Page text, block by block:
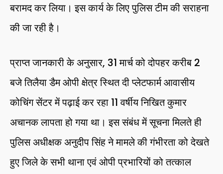
बरामद कर लिया। इस कार्य के लिए पुलिस टीम की सराहना
की जा रही है।
प्राप्त जानकारी के अनुसार, 31 मार्च को दोपहर करीब 2
बजे तिलैया डैम ओपी क्षेत्र स्थित दी प्लेटफार्म आवासीय
कोचिंग सेंटर में पढ़ाई कर रहा 11 वर्षीय निखित कुमार
अचानक लापता हो गया था। इस संबंध में सूचना मिलते ही
पुलिस अधीक्षक अनुदीप सिंह ने मामले की गंभीरता को देखते
हुए जिले के सभी थाना एवं ओपी प्रभारियों को तत्काल